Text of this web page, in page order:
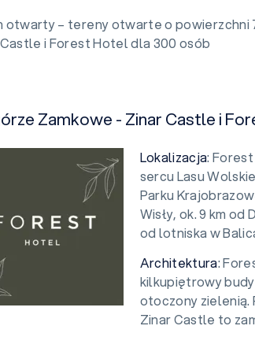
otwarty – tereny otwarte o powierzchni
i Forest Hotel dla 300 osób
Zamkowe - Zinar Castle i
Lokalizacja:
sercu Lasu
Parku
Wisły, ok. 9 km
od lotniska w
Architektura:
kilkupiętrowy
otoczony zielenią.
Zinar Castle to